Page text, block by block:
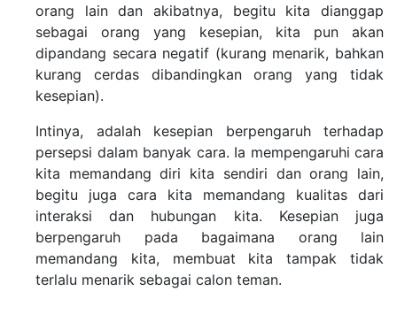
orang lain dan akibatnya, begitu kita dianggap
sebagai orang yang kesepian, kita pun akan
dipandang secara negatif (kurang menarik, bahkan
kurang cerdas dibandingkan orang yang tidak
kesepian).
Intinya, adalah kesepian berpengaruh terhadap
persepsi dalam banyak cara. Ia mempengaruhi cara
kita memandang diri kita sendiri dan orang lain,
begitu juga cara kita memandang kualitas dari
interaksi dan hubungan kita. Kesepian juga
berpengaruh pada bagaimana orang lain
memandang kita, membuat kita tampak tidak
terlalu menarik sebagai calon teman.